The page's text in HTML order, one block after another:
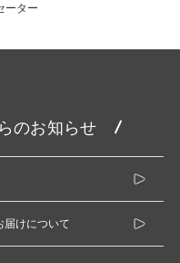
ーター
のお知らせ
届けについて